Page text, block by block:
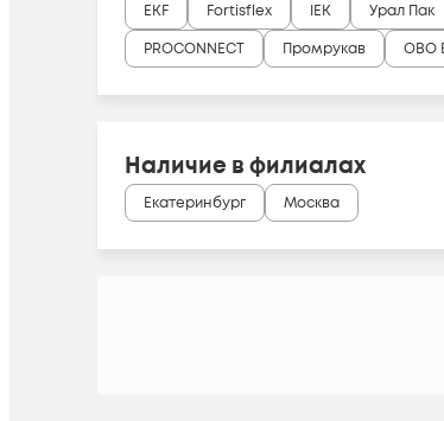
EKF Fortisflex IEK Урал Пак
PROCONNECT
Промрукав OBO
Наличие в филиалах
Екатеринбург Москва